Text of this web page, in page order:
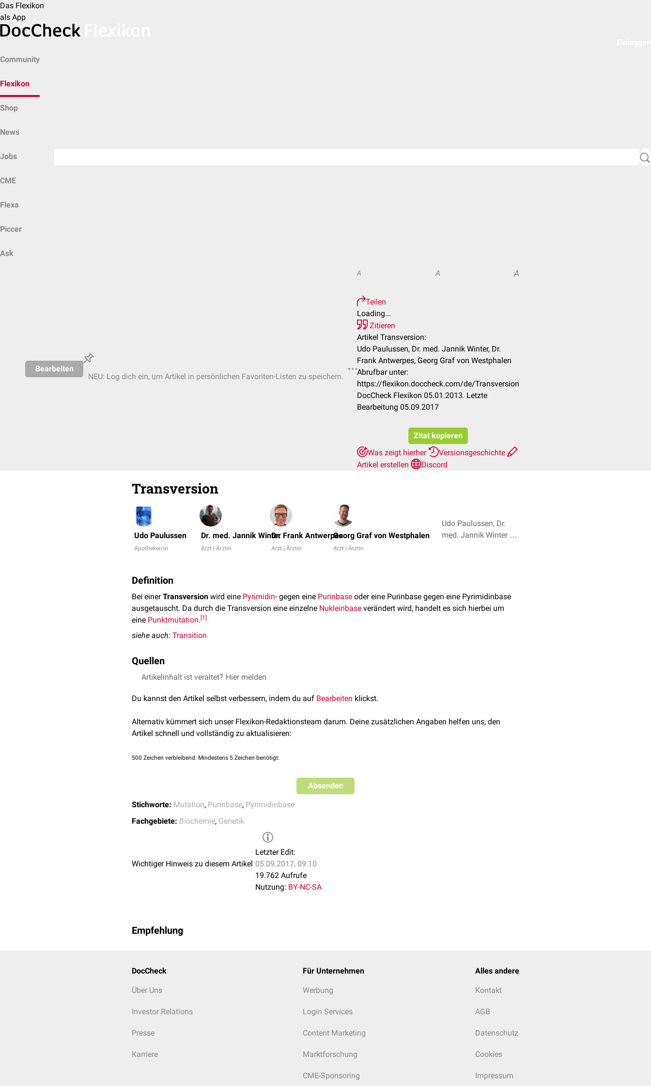
Das Flexikon
als App
Community
Flexikon
Shop
News
Jobs
CME
Flexa
Piccer
Ask
Bearbeiten
NEU: Log dich ein, um Artikel in persönlichen Favoriten-Listen zu speichern.
A A A
Teilen
Loading...
Zitieren
Artikel Transversion:
Udo Paulussen, Dr. med. Jannik Winter, Dr.
Frank Antwerpes, Georg Graf von Westphalen
Abrufbar unter:
https://flexikon.doccheck.com/de/Transversion
DocCheck Flexikon 05.01.2013. Letzte
Bearbeitung 05.09.2017
Zitat kopieren
Was zeigt hierher
Versionsgeschichte
Artikel erstellen
Discord
Transversion
Udo Paulussen
Apotheker/in
Dr. med. Jannik Winter
Arzt | Ärztin
Dr. Frank Antwerpes
Arzt | Ärztin
Georg Graf von Westphalen
Arzt | Ärztin
Udo Paulussen, Dr.
med. Jannik Winter +
Definition
Bei einerTransversion wird eine Pyrimidin- gegen eine Purinbase oder eine Purinbase gegen eine Pyrimidinbase
ausgetauscht. Da durch die Transversion eine einzelne Nukleinbase verändert wird, handelt es sich hierbei um
eine Punktmutation.[1]
siehe auch: Transition
Quellen
↑ Sonnleitner, V. & Rojacher, J. (2009).
Artikelinhalt ist veraltet? Hier melden
Du kannst den Artikel selbst verbessern, indem du auf Bearbeiten klickst.
Alternativ kümmert sich unser Flexikon-Redaktionsteam darum. Deine zusätzlichen Angaben helfen uns, den
Artikel schnell und vollständig zu aktualisieren:
500 Zeichen verbleibend. Mindestens 5 Zeichen benötigt.
Absenden
Stichworte: Mutation, Purinbase, Pyrimidinbase
Fachgebiete: Biochemie, Genetik
Wichtiger Hinweis zu diesem Artikel
Letzter Edit:
05.09.2017, 09:10
19.762 Aufrufe
Nutzung: BY-NC-SA
Empfehlung
DocCheck
Über Uns
Investor Relations
Presse
Karriere
Für Unternehmen
Werbung
Login Services
Content Marketing
Marktforschung
CME-Sponsoring
Alles andere
Kontakt
AGB
Datenschutz
Cookies
Impressum